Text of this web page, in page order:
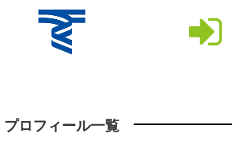
プロフィール一覧